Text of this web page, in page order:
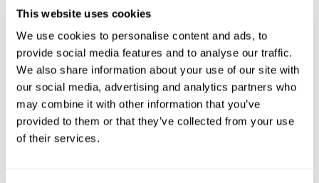
This website uses cookies
We use cookies to personalise content and ads, to
provide social media features and to analyse our traffic.
We also share information about your use of our site with
our social media, advertising and analytics partners who
may combine it with other information that you’ve
provided to them or that they’ve collected from your use
of their services.
zainteresowana promocją i sprzedażą urządzeń MSG
Equipment na swoim obszarze działalności.
Warunki współpracy są ustalane indywidualnie i mogą
obejmować:
wybór kategorii produktów;
wolumen sprzedaży;
warunki cenowe;